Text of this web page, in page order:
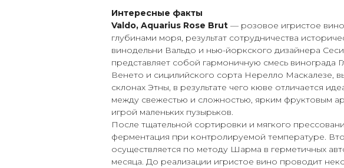
Интересные факты
Valdo, Aquarius Rose Brut — розовое игристое
глубинами моря, результат сотрудничества
винодельни Вальдо и нью-йоркского дизайнера
представляет собой гармоничную смесь винограда
Венето и сицилийского сорта Нерелло Маскалезе,
склонах Этны, в результате чего кюве отличается
между свежестью и сложностью, ярким фруктовым
игрой маленьких пузырьков.
После тщательной сортировки и мягкого
ферментация при контролируемой температуре.
осуществляется по методу Шарма в герметичных
месяца. До реализации игристое вино проводит